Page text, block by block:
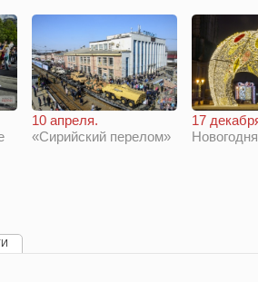
10 апреля.
«Сирийский перелом»
17